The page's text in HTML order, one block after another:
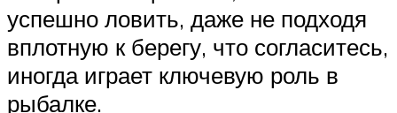
успешно ловить, даже не подходя
вплотную к берегу, что согласитесь,
иногда играет ключевую роль в
рыбалке.